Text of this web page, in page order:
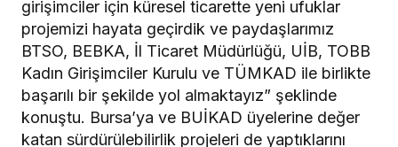
girişimciler için küresel ticarette yeni ufuklar
projemizi hayata geçirdik ve paydaşlarımız
BTSO, BEBKA, İl Ticaret Müdürlüğü, UİB, TOBB
Kadın Girişimciler Kurulu ve TÜMKAD ile birlikte
başarılı bir şekilde yol almaktayız” şeklinde
konuştu. Bursa’ya ve BUİKAD üyelerine değer
katan sürdürülebilirlik projeleri de yaptıklarını